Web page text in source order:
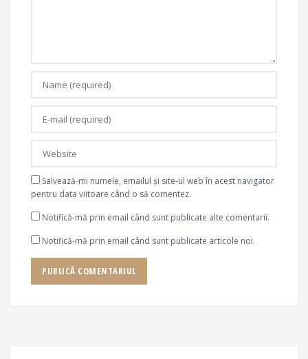
Salvează-mi numele, emailul și site-ul web în acest navigator
pentru data viitoare când o să comentez.
Notifică-mă prin email când sunt publicate alte comentarii.
Notifică-mă prin email când sunt publicate articole noi.